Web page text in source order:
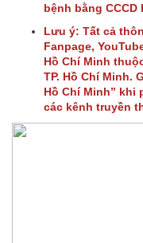
bệnh bằng CCCD
Lưu ý: Tất cả
Fanpage,
Hồ Chí Minh
TP. Hồ Chí Minh.
Hồ Chí Minh”
các kênh truyền